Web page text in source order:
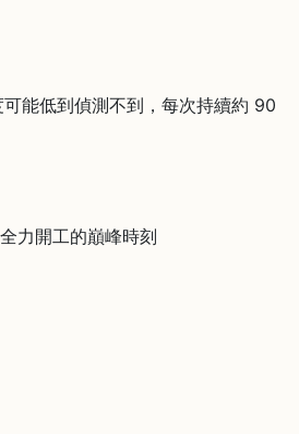
能低到偵測不到，每次持續約 90
力開工的巔峰時刻